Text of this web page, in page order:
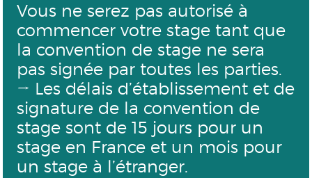
Vous ne serez pas autorisé à
commencer votre stage tant que
la convention de stage ne sera
pas signée par toutes les parties.
→ Les délais d’établissement et de
signature de la convention de
stage sont de 15 jours pour un
stage en France et un mois pour
un stage à l’étranger.